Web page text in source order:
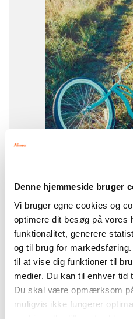
Denne hjemmeside bruger
Vi bruger egne cookies og
optimere dit besøg på vores
funktionalitet, generere
og til brug for
til at vise dig funktioner til
medier. Du kan til enhver
Du skal være opmærksom
muligvis ikke fungerer
Easy Readers
Hent